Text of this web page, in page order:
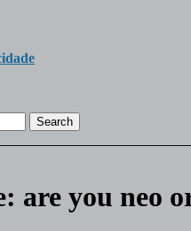
Search
are you neo